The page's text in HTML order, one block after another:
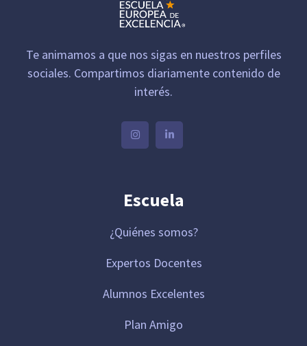
Te animamos a que nos sigas en nuestros perfiles
sociales. Compartimos diariamente contenido de
interés.
Escuela
¿Quiénes somos?
Expertos Docentes
Alumnos Excelentes
Plan Amigo